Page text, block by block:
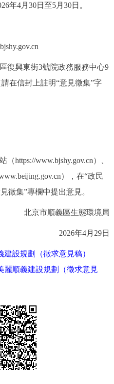
服務 部門服務
政務
區概覽 人文北京
국어 日本語
4月30日至5月30日。
興東街3號院政務服務中心9
在信封上註明“意見徵集”字
https://www.bjshy.gov.cn）、
），在“政民
徵集”專欄中提出意見。
北京市順義區生態環境局
2026年4月29日
建設規劃（徵求意見稿）
麗順義建設規劃（徵求意見